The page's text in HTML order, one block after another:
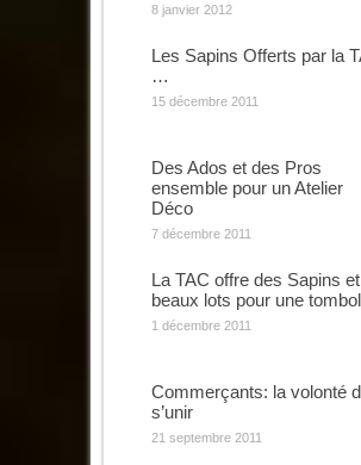
8 janvier 2012
Les Sapins Offerts par la
…
15 décembre 2011
Des Ados et des Pros
ensemble pour un Atelier
Déco
7 décembre 2011
La TAC offre des Sapins
beaux lots pour une
1 décembre 2011
Commerçants: la volonté
s’unir
21 septembre 2011